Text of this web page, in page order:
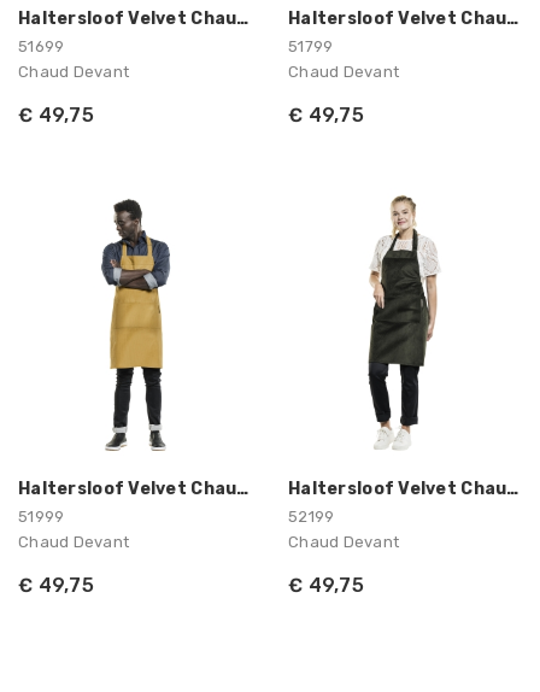
Haltersloof Velvet Chaud Devant
51699
Chaud Devant
€ 49,75
Haltersloof Velvet Chaud Devant
51799
Chaud Devant
€ 49,75
Haltersloof Velvet Chaud Devant
51999
Chaud Devant
€ 49,75
Haltersloof Velvet Chaud Devant
52199
Chaud Devant
€ 49,75